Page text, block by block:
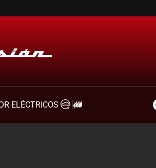
ELÉCTRICOS